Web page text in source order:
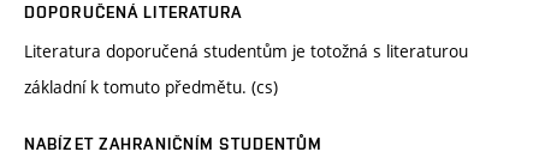
DOPORUČENÁ LITERATURA
Literatura doporučená studentům je totožná s literaturou
základní k tomuto předmětu. (cs)
NABÍZET ZAHRANIČNÍM STUDENTŮM